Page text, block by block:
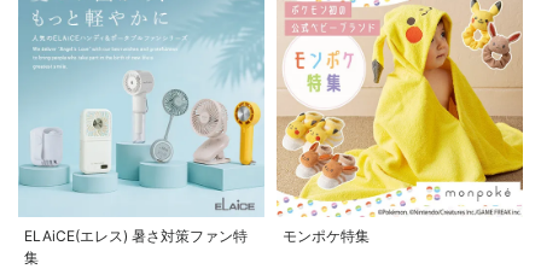
ELAiCE(エレス) 暑さ対策ファン特
集
モンポケ特集